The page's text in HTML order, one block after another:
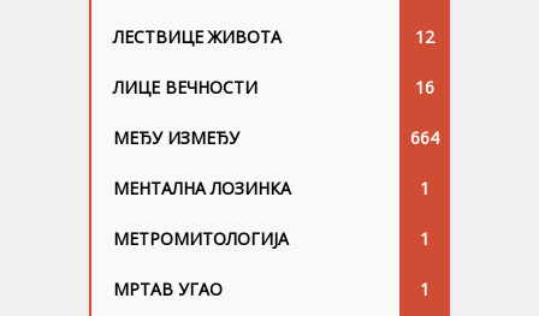
ЛЕСТВИЦЕ ЖИВОТА 12
ЛИЦЕ ВЕЧНОСТИ 16
МЕЂУ ИЗМЕЂУ 664
МЕНТАЛНА ЛОЗИНКА 1
МЕТРОМИТОЛОГИЈА 1
МРТАВ УГАО 1